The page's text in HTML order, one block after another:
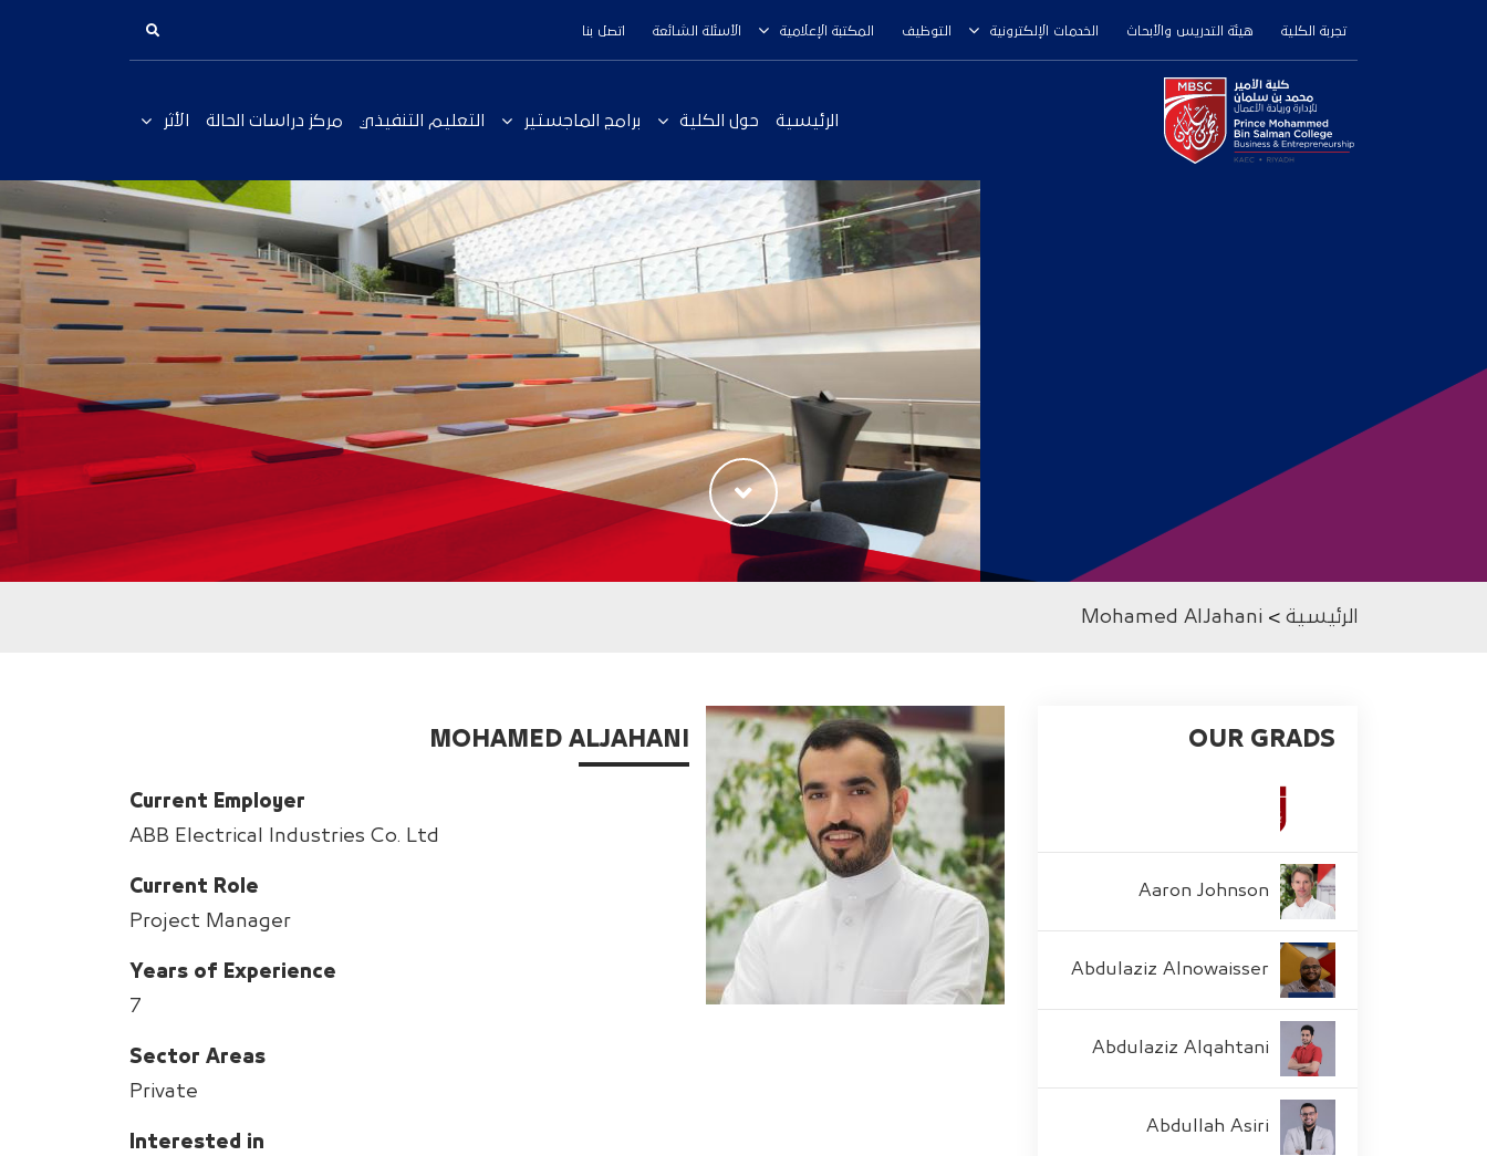
تجربة الكلية هيئة التدريس والأبحاث الخدمات الإلكترونية التوظيف المكتبة الإعلامية الأسئلة الشائعة اتصل بنا
الرئيسية حول الكلية برامج الماجستير التعليم التنفيذي مركز دراسات الحالة الأثر
الرئيسية >
Mohamed AlJahani
OUR GRADS
Aaron Johnson
Abdulaziz Alnowaisser
Abdulaziz Alqahtani
Abdullah Asiri
MOHAMED ALJAHANI
Current Employer
ABB Electrical Industries Co. Ltd
Current Role
Project Manager
Years of Experience
7
Sector Areas
Private
Interested in